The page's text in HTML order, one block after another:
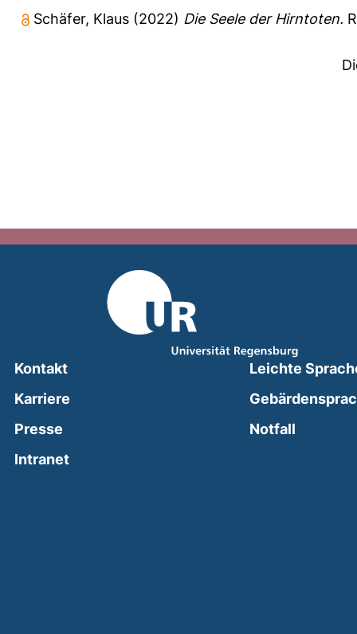
Schäfer, Klaus (2022) Die Seele der Hirntoten.
Kontakt
Karriere
Presse
Intranet(external link, opens in a new window)
Leichte
Notfall